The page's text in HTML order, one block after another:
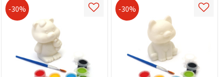
-30% -30%